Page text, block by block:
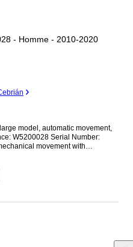
- Homme - 2010-2020
model, automatic movement,
W5200028 Serial Number:
movement with
steel bracelet, calendar
31 mm x 40.85 mm, thickness:
impose extra customs duties
responsible for any costs